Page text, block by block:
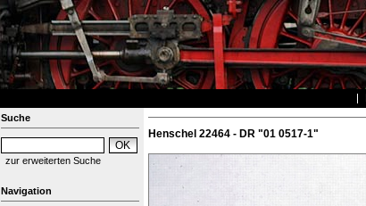
Suche
zur erweiterten Suche
Navigation
Henschel 22464 - DR "01 0517-1"